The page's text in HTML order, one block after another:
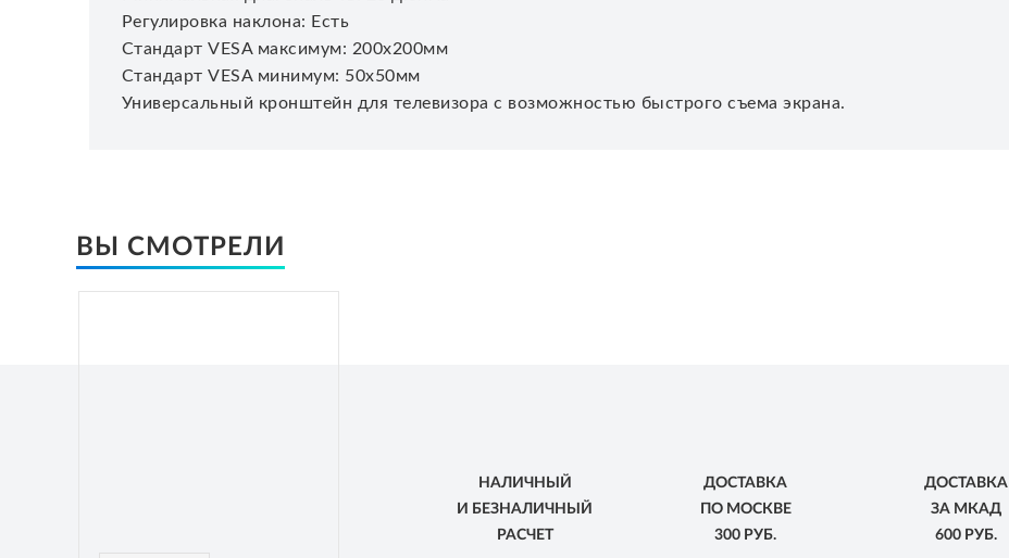
Регулировка наклона: Есть
Стандарт VESA максимум: 200х200мм
Стандарт VESA минимум: 50х50мм
Универсальный кронштейн для телевизора с возможностью быстрого съема экрана.
ВЫ СМОТРЕЛИ
НАЛИЧНЫЙ
И БЕЗНАЛИЧНЫЙ
РАСЧЕТ
ДОСТАВКА
ПО МОСКВЕ
300 РУБ.
ДОСТАВКА
ЗА МКАД
600 РУБ.